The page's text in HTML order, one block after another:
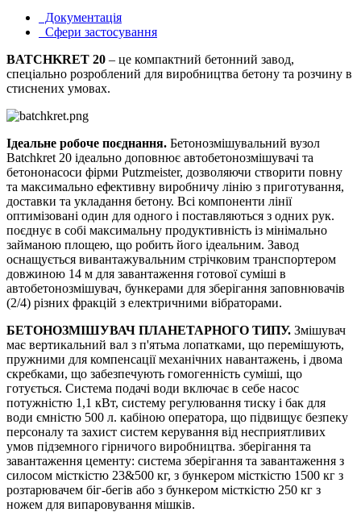
Документація
Сфери застосування
BATCHKRET 20 – це компактний бетонний завод,
спеціально розроблений для виробництва бетону та розчину в
стиснених умовах.
Ідеальне робоче поєднання. Бетонозмішувальний вузол
Batchkret 20 ідеально доповнює автобетонозмішувачі та
бетононасоси фірми Putzmeister, дозволяючи створити повну
та максимально ефективну виробничу лінію з приготування,
доставки та укладання бетону. Всі компоненти лінії
оптимізовані один для одного і поставляються з одних рук.
поєднує в собі максимальну продуктивність із мінімально
займаною площею, що робить його ідеальним. Завод
оснащується вивантажувальним стрічковим транспортером
довжиною 14 м для завантаження готової суміші в
автобетонозмішувач, бункерами для зберігання заповнювачів
(2/4) різних фракцій з електричними вібраторами.
БЕТОНОЗМІШУВАЧ ПЛАНЕТАРНОГО ТИПУ. Змішувач
має вертикальний вал з п'ятьма лопатками, що перемішують,
пружними для компенсації механічних навантажень, і двома
скребками, що забезпечують гомогенність суміші, що
готується. Система подачі води включає в себе насос
потужністю 1,1 кВт, систему регулювання тиску і бак для
води ємністю 500 л. кабіною оператора, що підвищує безпеку
персоналу та захист систем керування від несприятливих
умов підземного гірничого виробництва. зберігання та
завантаження цементу: система зберігання та завантаження з
силосом місткістю 23&500 кг, з бункером місткістю 1500 кг з
розтарювачем біг-бегів або з бункером місткістю 250 кг з
ножем для випаровування мішків.